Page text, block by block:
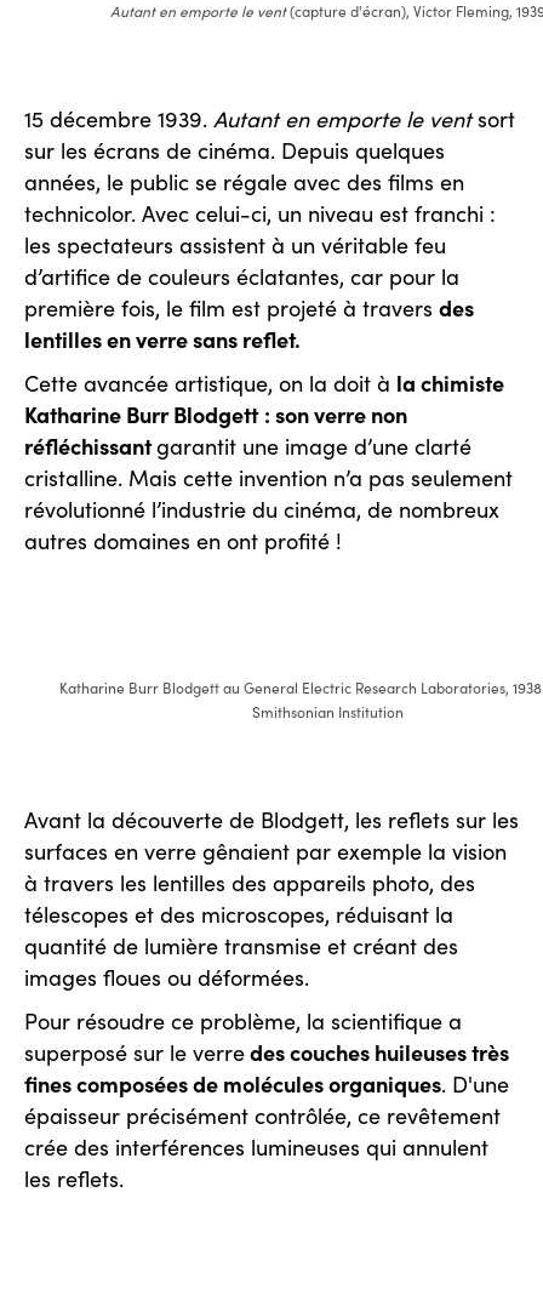
Autant en emporte le vent(capture d'écran), Victor Fleming,
15 décembre 1939. Autant en emporte le ventsort
sur les écrans de cinéma. Depuis quelques
années, le public se régale avec des films en
technicolor. Avec celui-ci, un niveau est franchi :
les spectateurs assistent à un véritable feu
d’artifice de couleurs éclatantes, car pour la
première fois, le film est projeté à travers des
lentilles en verre sans reflet.
Cette avancée artistique, on la doit à la chimiste
Katharine Burr Blodgett : son verre non
réfléchissantgarantit une image d’une clarté
cristalline. Mais cette invention n’a pas seulement
révolutionné l’industrie du cinéma, de nombreux
autres domaines en ont profité !
Katharine Burr Blodgett au General Electric Research Laboratories,
Smithsonian Institution
Avant la découverte de Blodgett, les reflets sur les
surfaces en verre gênaient par exemple la vision
à travers les lentilles des appareils photo, des
télescopes et des microscopes, réduisant la
quantité de lumière transmise et créant des
images floues ou déformées.
Pour résoudre ce problème, la scientifique a
superposé sur le verredes couches huileuses très
fines composées de molécules organiques. D'une
épaisseur précisément contrôlée, ce revêtement
crée des interférences lumineuses qui annulent
les reflets.